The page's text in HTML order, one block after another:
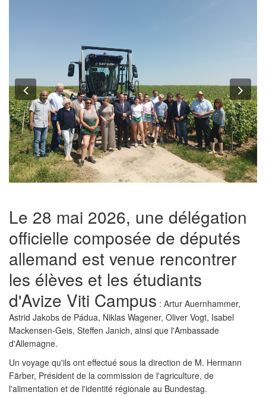
Previous
Le 28 mai 2026, une délégation
officielle composée de députés
allemand est venue rencontrer
les élèves et les étudiants
d'Avize Viti Campus : Artur Auernhammer,
Astrid Jakobs de Pádua, Niklas Wagener, Oliver Vogt, Isabel
Mackensen-Geis, Steffen Janich, ainsi que l'Ambassade
d'Allemagne.
Un voyage qu'ils ont effectué sous la direction de M. Hermann
Färber, Président de la commission de l'agriculture, de
l'alimentation et de l'identité régionale au Bundestag.